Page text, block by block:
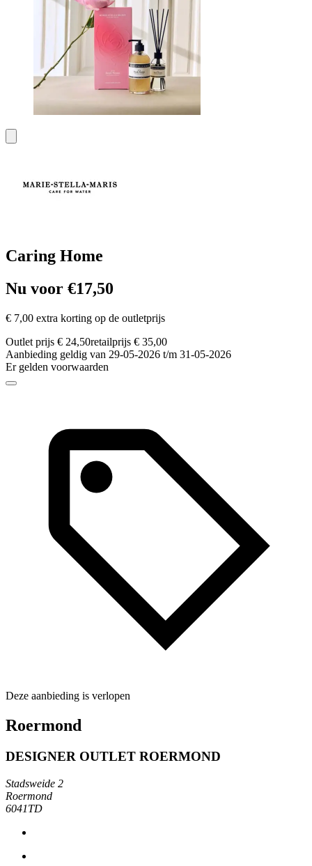
Caring Home
Nu voor €17,50
€ 7,00 extra korting op de outletprijs
Outlet prijs € 24,50retailprijs € 35,00
Aanbieding geldig van 29-05-2026 t/m 31-05-2026
Er gelden voorwaarden
Deze aanbieding is verlopen
Roermond
DESIGNER OUTLET ROERMOND
Stadsweide 2
Roermond
6041TD